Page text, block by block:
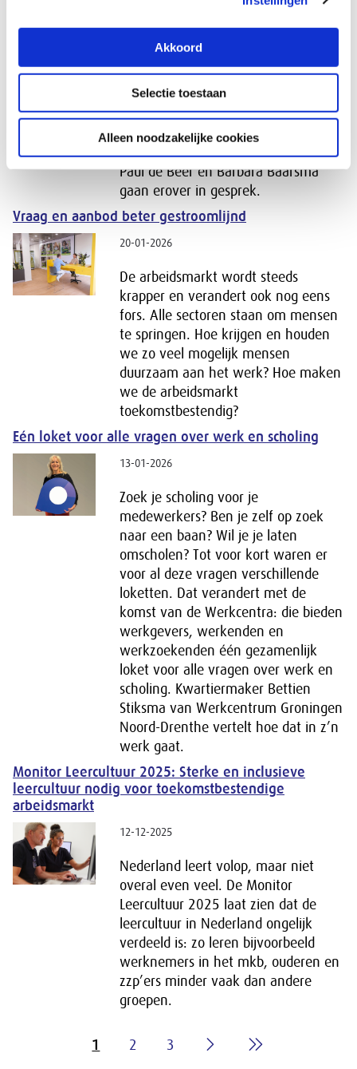
Akkoord
Selectie toestaan
Alleen noodzakelijke cookies
ook zélf een rol in om aantrekkelijk
te blijven op de arbeidsmarkt. Hoe
verhouden die
verantwoordelijkheden zich tot
elkaar en wat mag je van
werkenden verwachten? Hoogleraren
Paul de Beer en Barbara Baarsma
gaan erover in gesprek.
Vraag en aanbod beter gestroomlijnd
20-01-2026
De arbeidsmarkt wordt steeds
krapper en verandert ook nog eens
fors. Alle sectoren staan om mensen
te springen. Hoe krijgen en houden
we zo veel mogelijk mensen
duurzaam aan het werk? Hoe maken
we de arbeidsmarkt
toekomstbestendig?
Eén loket voor alle vragen over werk en scholing
13-01-2026
Zoek je scholing voor je
medewerkers? Ben je zelf op zoek
naar een baan? Wil je je laten
omscholen? Tot voor kort waren er
voor al deze vragen verschillende
loketten. Dat verandert met de
komst van de Werkcentra: die bieden
werkgevers, werkenden en
werkzoekenden één gezamenlijk
loket voor alle vragen over werk en
scholing. Kwartiermaker Bettien
Stiksma van Werkcentrum Groningen
Noord-Drenthe vertelt hoe dat in z’n
werk gaat.
Monitor Leercultuur 2025: Sterke en inclusieve
leercultuur nodig voor toekomstbestendige
arbeidsmarkt
12-12-2025
Nederland leert volop, maar niet
overal even veel. De Monitor
Leercultuur 2025 laat zien dat de
leercultuur in Nederland ongelijk
verdeeld is: zo leren bijvoorbeeld
werknemers in het mkb, ouderen en
zzp’ers minder vaak dan andere
groepen.
1 2 3